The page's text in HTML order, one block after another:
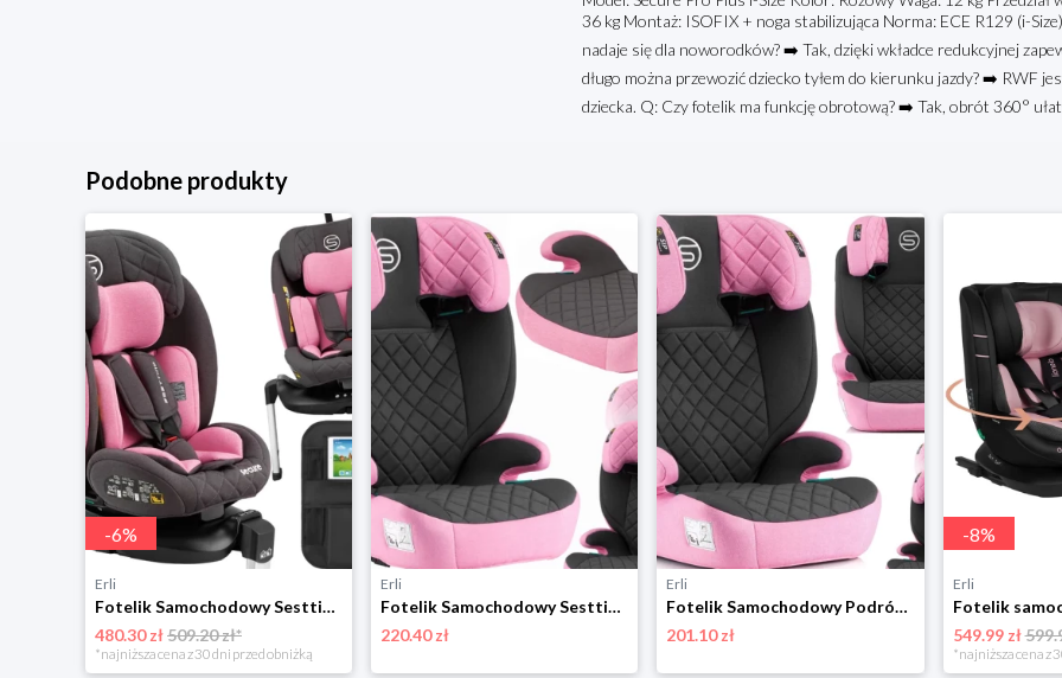
36 kg Montaż: ISOFIX + noga stabilizująca Norma: ECE R129 (i-
nadaje się dla noworodków? ➡️ Tak, dzięki wkładce redukcyjnej
długo można przewozić dziecko tyłem do kierunku jazdy? ➡️ RWF
dziecka. Q: Czy fotelik ma funkcję obrotową? ➡️ Tak, obrót 360°
Podobne produkty
-6%
Erli
Fotelik Samochodowy Sesttino i-Size 40-150 cm Obrotowy 360° 0-36 kg ISOFIX
480.30 zł509.20 zł*
*najniższa cena z 30 dni przed obniżką
Erli
Fotelik Samochodowy Sesttino Armor Pro ISOFIX 100 - 150 cm I-Size 15 - 36kg
220.40 zł
Erli
Fotelik Samochodowy Podróżny Sesttino Armor 100 - 150 cm I-Size 15 - 36 kg
201.10 zł
-8%
Erli
549.99 zł
*najniższa cena z